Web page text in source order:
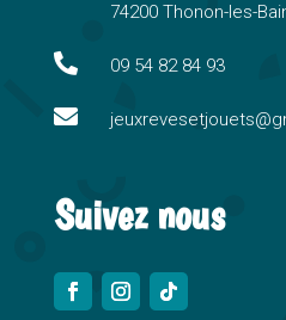
i
e
74200 Thonon-les-
 09 54 82 84 93

Suivez nous